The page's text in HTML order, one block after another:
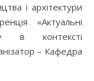
і архітектури
«Актуальні
в контексті
– Кафедра